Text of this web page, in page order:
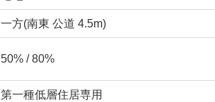
一方(南東 公道 4.5m)
50% / 80%
第一種低層住居専用